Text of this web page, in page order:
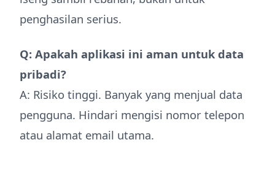
penghasilan serius.
Q: Apakah aplikasi ini aman untuk data
pribadi?
A: Risiko tinggi. Banyak yang menjual data
pengguna. Hindari mengisi nomor telepon
atau alamat email utama.